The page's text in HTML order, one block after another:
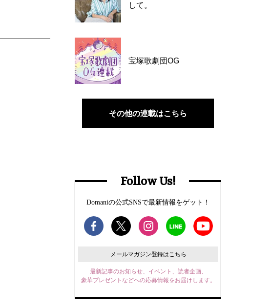
して。
宝塚歌劇団OG
その他の連載はこちら
Follow Us!
Domaniの公式SNSで最新情報をゲット！
メールマガジン登録はこちら
最新記事のお知らせ、イベント、読者企画、
豪華プレゼントなどへの応募情報をお届けします。